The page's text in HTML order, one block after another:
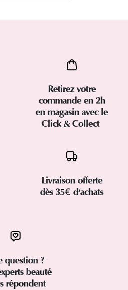
Retirez votre
commande en 2h
en magasin avec le
Click & Collect
Livraison offerte
dès 35€ d'achats
question ?
beauté
répondent